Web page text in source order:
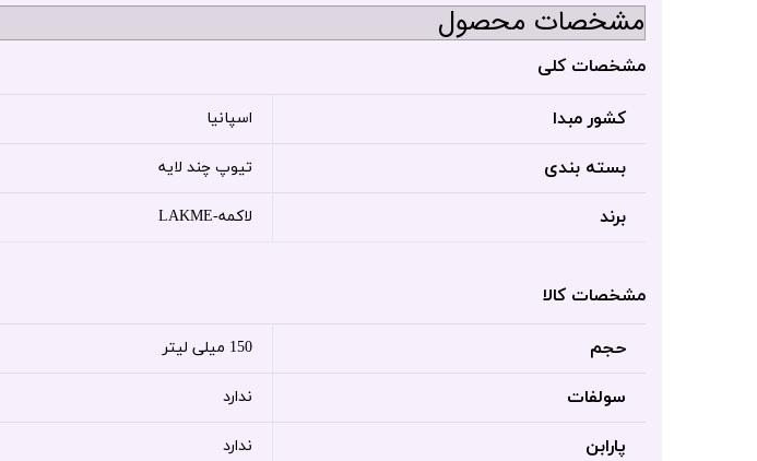
مشخصات محصول
مشخصات کلی
کشور مبدا اسپانیا
بسته بندی تیوپ چند لایه
برند لاکمه-LAKME
مشخصات کالا
حجم 150 میلی لیتر
سولفات ندارد
پارابن ندارد